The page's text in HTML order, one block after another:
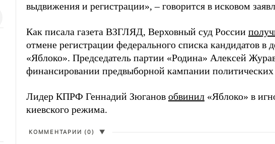
выдвижения и регистрации», – говорится в исковом
Как писала газета ВЗГЛЯД, Верховный суд России
отмене регистрации федерального списка кандидатов в
«Яблоко». Председатель партии «Родина» Алексей
финансировании предвыборной кампании
Лидер КПРФ Геннадий Зюганов обвинил «Яблоко» в
киевского режима.
КОММЕНТАРИИ (0) ▼